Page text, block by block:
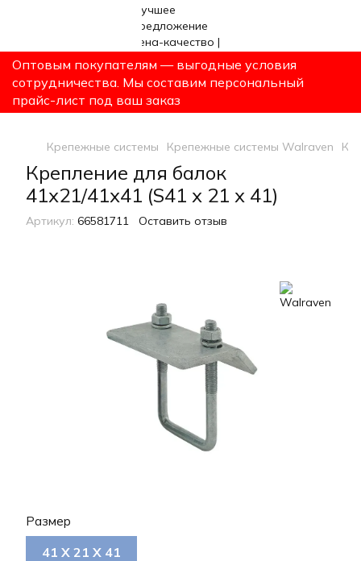
Оптовым покупателям — выгодные условия
сотрудничества. Мы составим персональный
прайс-лист под ваш заказ
Крепежные системы Крепежные системы Walraven
Крепление для балок
41х21/41х41 (S41 х 21 х 41)
Артикул: 66581711 Оставить отзыв
Размер
41 Х 21 Х 41